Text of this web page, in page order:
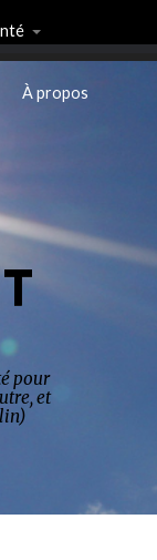
À propos
pour
et